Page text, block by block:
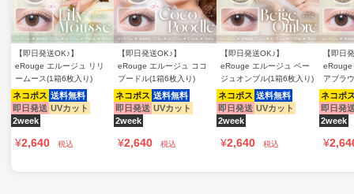
【即日発送OK♪】
eRouge エルージュ リリ
ームース(1箱6枚入り)
ネコポス 送料無料
即日発送 UVカット
2week
¥2,640 税込
【即日発送OK♪】
eRouge エルージュ ココ
プードル(1箱6枚入り)
ネコポス 送料無料
即日発送 UVカット
2week
¥2,640 税込
【即日発送OK♪】
eRouge エルージュ ベー
ジュオンブル(1箱6枚入り)
ネコポス 送料無料
即日発送 UVカット
2week
¥2,640 税込
【即日
eRouge
アブラ
ネコポ
即日発
2week
¥